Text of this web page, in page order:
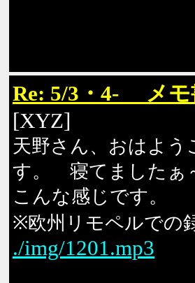
Re: 5/3・4- メモ
[XYZ]
天野さん、おはよう
す。 寝てましたぁ
こんな感じです。
※欧州リモペルでの
./img/1201.mp3